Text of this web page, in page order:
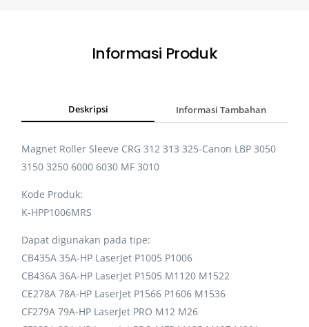
Informasi Produk
Deskripsi Informasi Tambahan
Magnet Roller Sleeve CRG 312 313 325-Canon LBP 3050
3150 3250 6000 6030 MF 3010
Kode Produk:
K-HPP1006MRS
Dapat digunakan pada tipe:
CB435A 35A-HP LaserJet P1005 P1006
CB436A 36A-HP LaserJet P1505 M1120 M1522
CE278A 78A-HP LaserJet P1566 P1606 M1536
CF279A 79A-HP LaserJet PRO M12 M26